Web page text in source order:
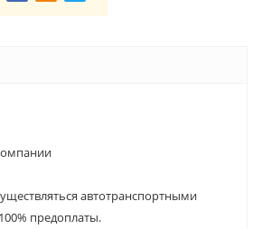
автотранспортными
предоплаты.